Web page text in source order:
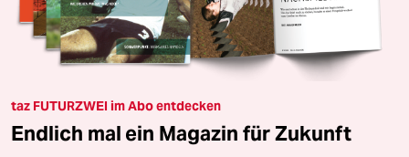
taz FUTURZWEI im Abo entdecken
Endlich mal ein Magazin für Zukunft